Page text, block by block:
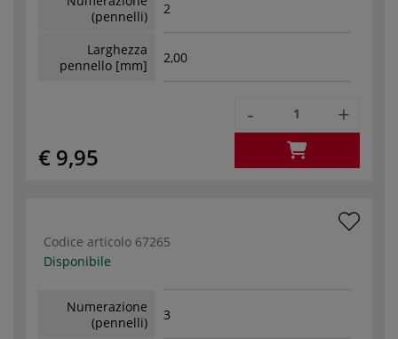
(pennelli)
2
Larghezza
pennello [mm]
2,00
€ 9,95
- +
Codice articolo 67265
Disponibile
Numerazione
(pennelli)
3